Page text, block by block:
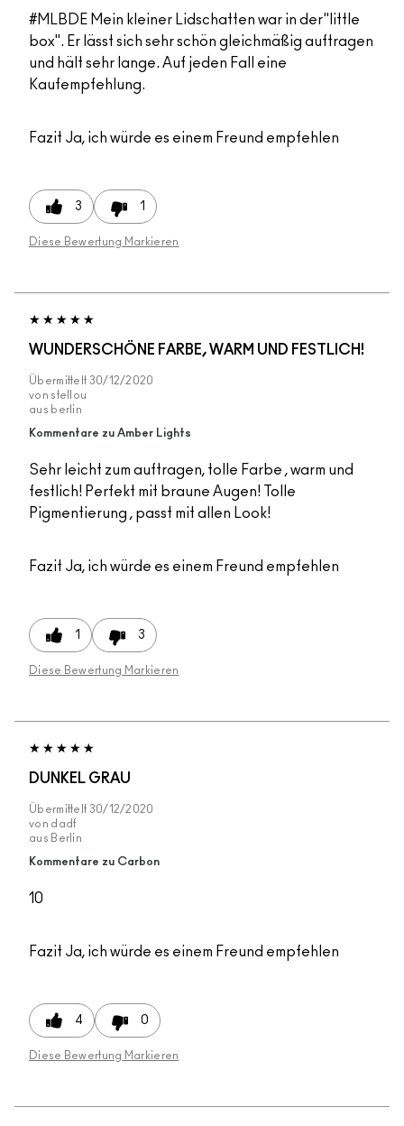
#MLBDE Mein kleiner Lidschatten war in der"little
box". Er lässt sich sehr schön gleichmäßig auftragen
und hält sehr lange. Auf jeden Fall eine
Kaufempfehlung.
Fazit Ja, ich würde es einem Freund empfehlen
3 1
Diese Bewertung Markieren
WUNDERSCHÖNE FARBE, WARM UND FESTLICH!
Übermittelt 30/12/2020
von stellou
aus berlin
Kommentare zu Amber Lights
Sehr leicht zum auftragen, tolle Farbe , warm und
festlich! Perfekt mit braune Augen! Tolle
Pigmentierung , passt mit allen Look!
Fazit Ja, ich würde es einem Freund empfehlen
1 3
Diese Bewertung Markieren
DUNKEL GRAU
Übermittelt 30/12/2020
von dadf
aus Berlin
Kommentare zu Carbon
10
Fazit Ja, ich würde es einem Freund empfehlen
4 0
Diese Bewertung Markieren